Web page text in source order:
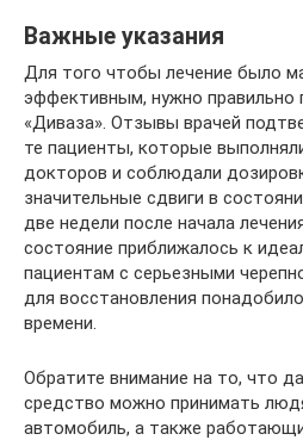
Важные указания
Для того чтобы лечение было
эффективным, нужно правильно
«Диваза». Отзывы врачей
те пациенты, которые
докторов и соблюдали
значительные сдвиги в
две недели после начала
состояние приближалось к
пациентам с серьезными
для восстановления
времени.
Обратите внимание на то, что
средство можно принимать
автомобиль, а также